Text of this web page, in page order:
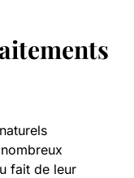
fait de leur